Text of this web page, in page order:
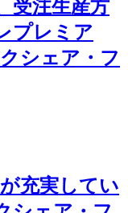
受注生産方
プレミア
シェア・フ
充実してい